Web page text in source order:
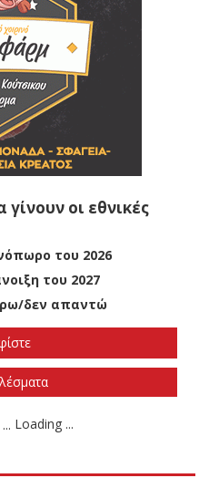
οι εθνικές
του 2026
του 2027
δεν απαντώ